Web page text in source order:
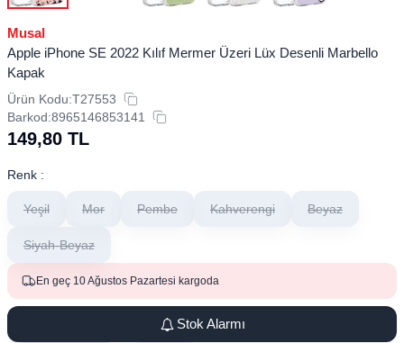
Musal
Apple iPhone SE 2022 Kılıf Mermer Üzeri Lüx Desenli Marbello
Kapak
Ürün Kodu:T27553
Barkod:8965146853141
149,80 TL
Renk :
Yeşil Mor Pembe Kahverengi Beyaz
Siyah-Beyaz
En geç 10 Ağustos Pazartesi kargoda
Stok Alarmı